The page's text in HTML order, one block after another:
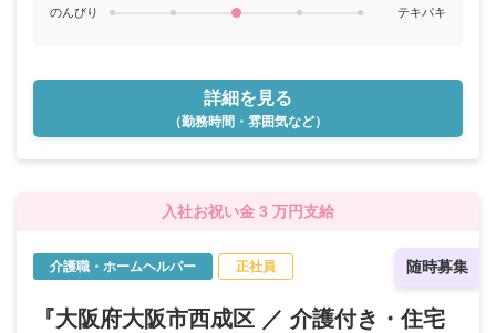
のんびり
テキパキ
詳細を見る
（勤務時間・雰囲気など）
入社お祝い金 3 万円支給
随時募集
介護職・ホームヘルパー 正社員
『大阪府大阪市西成区 ／ 介護付き・住宅